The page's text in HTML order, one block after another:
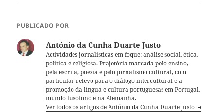
PUBLICADO POR
António da Cunha Duarte Justo
Actividades jornalísticas em foque: análise social, ética,
política e religiosa. Prajetória marcada pelo ensino,
pela escrita, poesia e pelo jornalismo cultural, com
particular relevo para o diálogo intercultural e a
promoção da língua e cultura portuguesas em Portugal,
mundo lusófono e na Alemanha.
Ver todos os artigos de António da Cunha Duarte Justo